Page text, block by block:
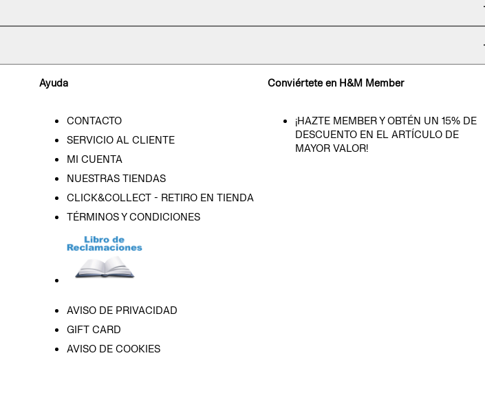
Ayuda
CONTACTO
SERVICIO AL CLIENTE
MI CUENTA
NUESTRAS TIENDAS
CLICK&COLLECT - RETIRO EN TIENDA
TÉRMINOS Y CONDICIONES
AVISO DE PRIVACIDAD
GIFT CARD
AVISO DE COOKIES
Conviértete en H&M Member
¡HAZTE MEMBER Y OBTÉN UN 15% DE
DESCUENTO EN EL ARTÍCULO DE
MAYOR VALOR!